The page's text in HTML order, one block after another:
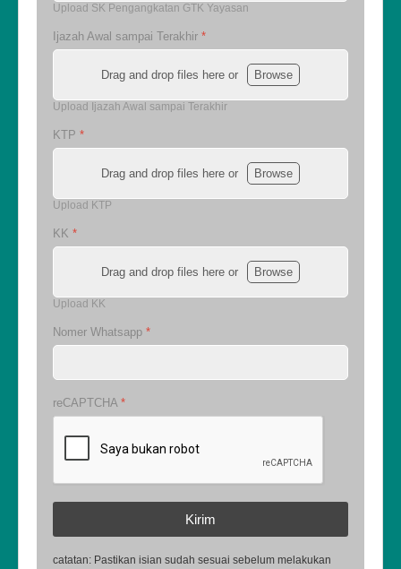
Upload SK Pengangkatan GTK Yayasan
Ijazah Awal sampai Terakhir *
Drag and drop files here or Browse
Upload Ijazah Awal sampai Terakhir
KTP *
Drag and drop files here or Browse
Upload KTP
KK *
Drag and drop files here or Browse
Upload KK
Nomer Whatsapp *
reCAPTCHA *
Kirim
catatan: Pastikan isian sudah sesuai sebelum melakukan